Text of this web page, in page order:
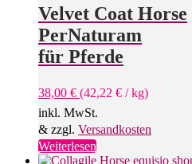
mehrere
Varianten
auf.
auf
gewählt
Velvet Coat Horse
PerNaturam
für Pferde
38,00 € (42,22 € /kg)
inkl. MwSt.
& zzgl. Versandkosten
Weiterlesen